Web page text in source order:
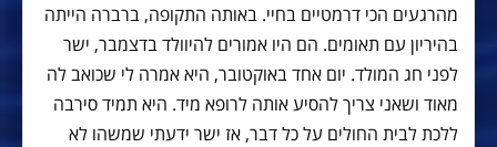
מהרגעים הכי דרמטיים בחיי. באותה התקופה, ברברה הייתה
בהיריון עם תאומים. הם היו אמורים להיוולד בדצמבר, ישר
לפני חג המולד. יום אחד באוקטובר, היא אמרה לי שכואב לה
מאוד ושאני צריך להסיע אותה לרופא מיד. היא תמיד סירבה
ללכת לבית החולים על כל דבר, אז ישר ידעתי שמשהו לא